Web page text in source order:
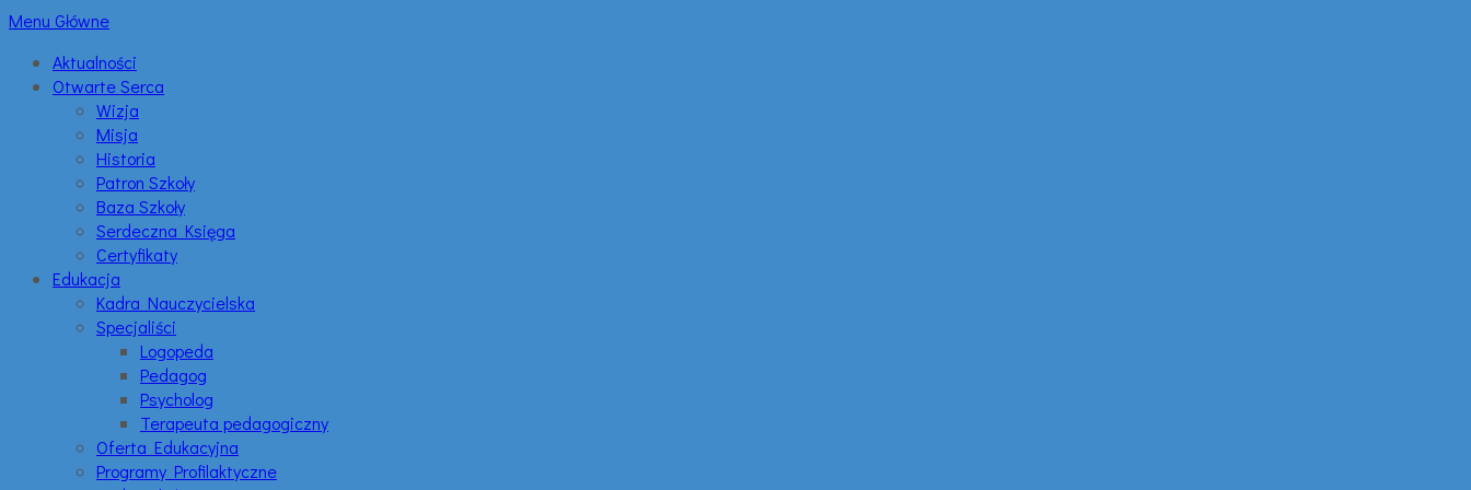
Menu Główne
Aktualności
Otwarte Serca
Wizja
Misja
Historia
Patron Szkoły
Baza Szkoły
Serdeczna Księga
Certyfikaty
Edukacja
Kadra Nauczycielska
Specjaliści
Logopeda
Pedagog
Psycholog
Terapeuta pedagogiczny
Oferta Edukacyjna
Programy Profilaktyczne